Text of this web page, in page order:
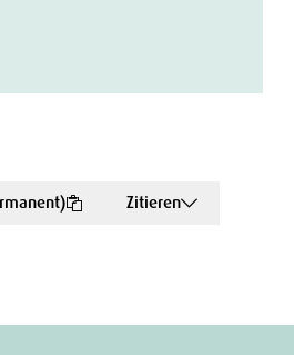
Zitieren